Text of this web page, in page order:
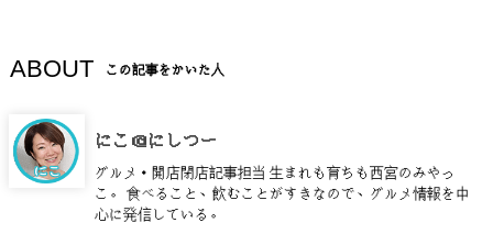
ABOUT この記事をかいた人
にこ＠にしつー
グルメ・開店閉店記事担当 生まれも育ちも西宮のみやっ
こ。 食べること、飲むことがすきなので、グルメ情報を中
心に発信している。